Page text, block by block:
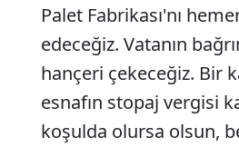
Palet Fabrikası'nı
edeceğiz. Vatanın
hançeri çekeceğiz. Bir
esnafın stopaj vergisi
koşulda olursa olsun,